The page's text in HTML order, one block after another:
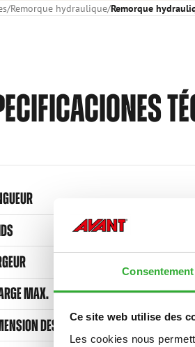
Consentement
Ce site web utilise des
Les cookies nous
Remorque hydraulique Remorque
MAX.
DES PNEUS